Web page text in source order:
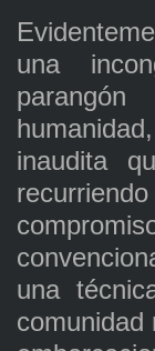
una
inaudita
una
comunidad